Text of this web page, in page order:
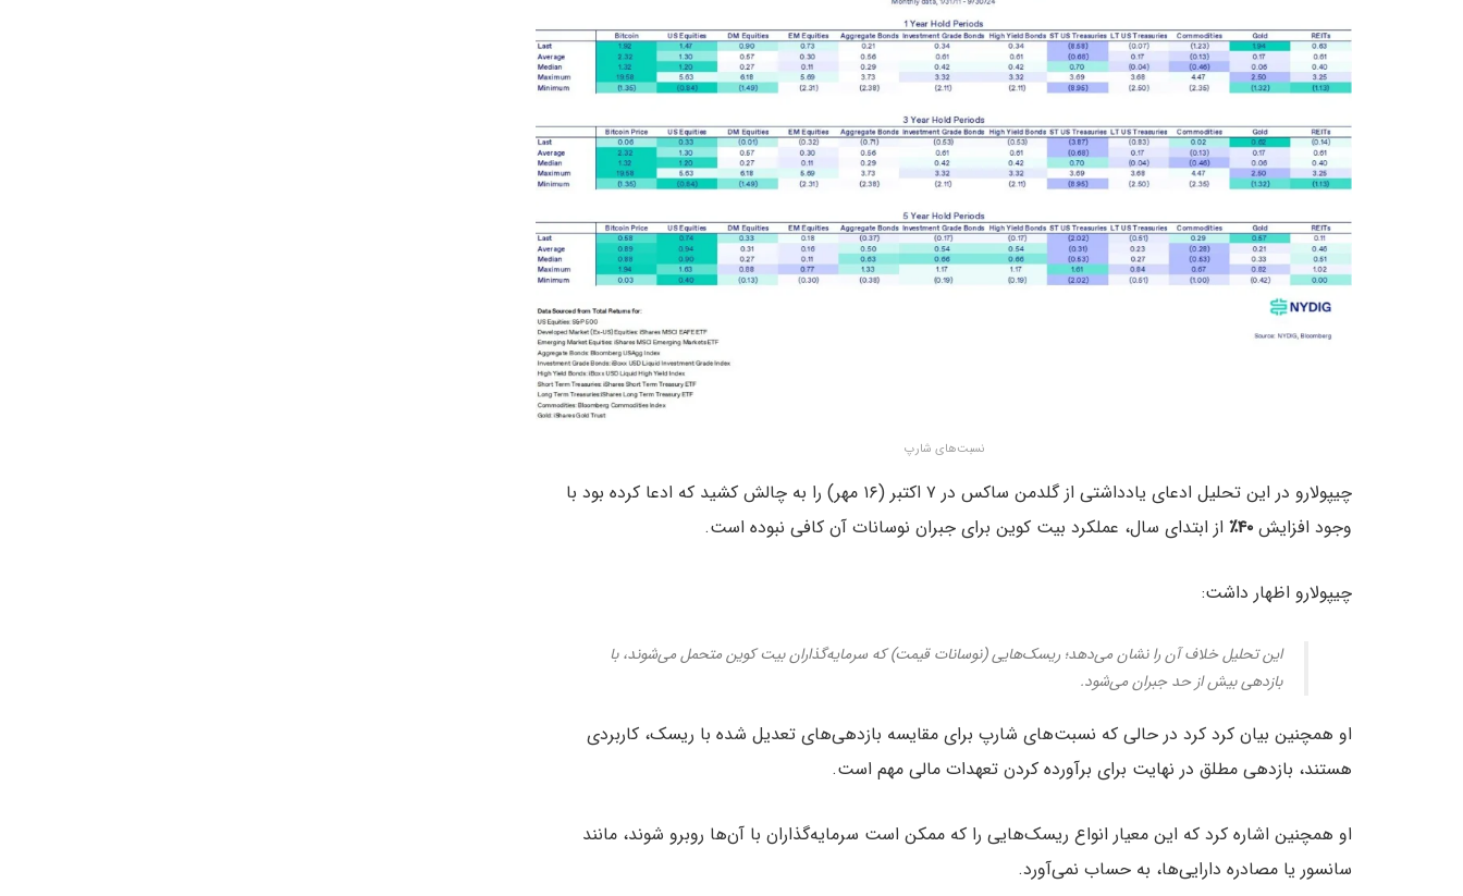
نسبت‌های شارپ
چیپولارو در این تحلیل ادعای یادداشتی از گلدمن ساکس در ۷ اکتبر (۱۶ مهر) را به چالش کشید که ادعا کرده بود با
وجود افزایش ۴۰٪ از ابتدای سال، عملکرد بیت کوین برای جبران نوسانات آن کافی نبوده است.
چیپولارو اظهار داشت:
این تحلیل خلاف آن را نشان می‌دهد؛ ریسک‌هایی (نوسانات قیمت) که سرمایه‌گذاران بیت کوین متحمل می‌شوند، با
بازدهی بیش از حد جبران می‌شود.
او همچنین بیان کرد کرد در حالی که نسبت‌های شارپ برای مقایسه بازدهی‌های تعدیل شده با ریسک، کاربردی
هستند، بازدهی مطلق در نهایت برای برآورده کردن تعهدات مالی مهم است.
او همچنین اشاره کرد که این معیار انواع ریسک‌هایی را که ممکن است سرمایه‌گذاران با آن‌ها روبرو شوند، مانند
سانسور یا مصادره دارایی‌ها، به حساب نمی‌آورد.